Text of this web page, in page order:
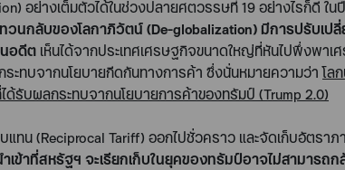
อย่างเต็มตัวได้ในช่วงปลายศตวรรษที่19อย่างไรก็ดี ในปี
วนกลับของโลกาภิวัตน์ (De-globalization) มีการปรับเป
นอดีต เห็นได้จากประเทศเศรษฐกิจขนาดใหญ่ที่หันไปพึ่งพาเ
ระทบจากนโยบายกีดกันทางการค้า ซึ่งนั่นหมายความว่าโล
ด้รับผลกระทบจากนโยบายการค้าของทรัมป์ (Trump 2.0)
แทน (Reciprocal Tariff) ออกไปชั่วคราว และจัดเก็บอัตราภ
ข้าที่สหรัฐฯ จะเรียกเก็บในยุคของทรัมป์อาจไม่สามารถก